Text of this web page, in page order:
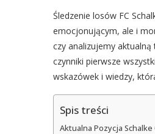
Śledzenie losów FC
emocjonującym, ale i
czy analizujemy aktualną
czynniki pierwsze
wskazówek i wiedzy,
Spis treści
Aktualna Pozycja